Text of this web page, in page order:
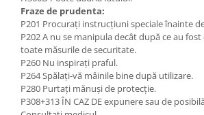
Fraze de prudenta:
P201 Procurați instrucțiuni speciale înainte
P202 A nu se manipula decât după ce au
toate măsurile de securitate.
P260 Nu inspiraţi praful.
P264 Spălaţi-vă mâinile bine după utilizare.
P280 Purtați mănuși de protecție.
P308+313 ÎN CAZ DE expunere sau de